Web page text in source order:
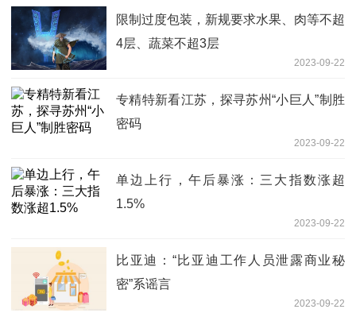
限制过度包装，新规要求水果、肉等不超
4层、蔬菜不超3层
2023-09-22
专精特新看江苏，探寻苏州“小巨人”制胜
密码
2023-09-22
单边上行，午后暴涨：三大指数涨超
1.5%
2023-09-22
比亚迪：“比亚迪工作人员泄露商业秘
密”系谣言
2023-09-22